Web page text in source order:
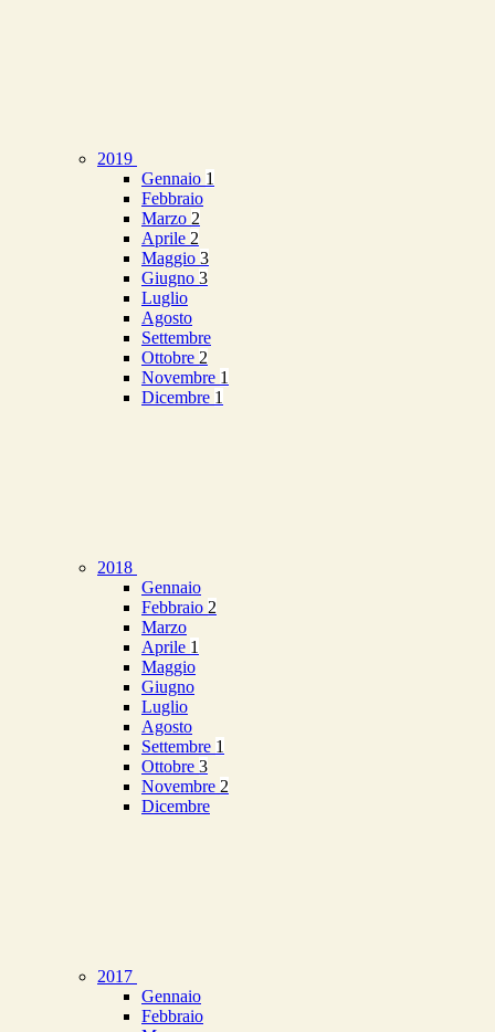
2019
Gennaio 1
Febbraio
Marzo 2
Aprile 2
Maggio 3
Giugno 3
Luglio
Agosto
Settembre
Ottobre 2
Novembre 1
Dicembre 1
2018
Gennaio
Febbraio 2
Marzo
Aprile 1
Maggio
Giugno
Luglio
Agosto
Settembre 1
Ottobre 3
Novembre 2
Dicembre
2017
Gennaio
Febbraio